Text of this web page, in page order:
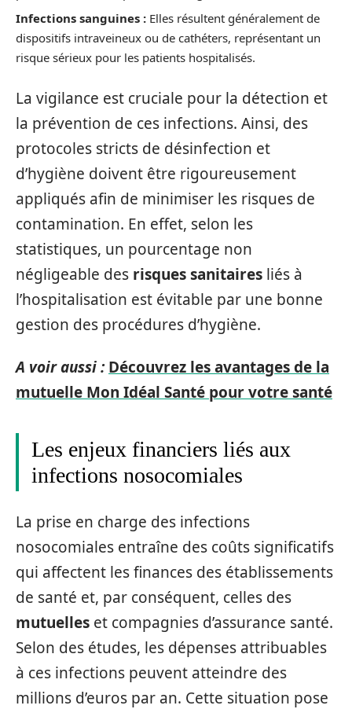
Infections sanguines : Elles résultent généralement de
dispositifs intraveineux ou de cathéters, représentant un
risque sérieux pour les patients hospitalisés.
La vigilance est cruciale pour la détection et
la prévention de ces infections. Ainsi, des
protocoles stricts de désinfection et
d’hygiène doivent être rigoureusement
appliqués afin de minimiser les risques de
contamination. En effet, selon les
statistiques, un pourcentage non
négligeable des risques sanitaires liés à
l’hospitalisation est évitable par une bonne
gestion des procédures d’hygiène.
A voir aussi : Découvrez les avantages de la
mutuelle Mon Idéal Santé pour votre santé
Les enjeux financiers liés aux
infections nosocomiales
La prise en charge des infections
nosocomiales entraîne des coûts significatifs
qui affectent les finances des établissements
de santé et, par conséquent, celles des
mutuelles et compagnies d’assurance santé.
Selon des études, les dépenses attribuables
à ces infections peuvent atteindre des
millions d’euros par an. Cette situation pose